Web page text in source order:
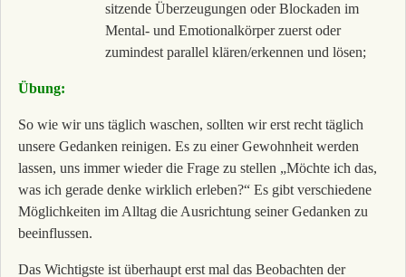
sitzende Überzeugungen oder Blockaden im
Mental- und Emotionalkörper zuerst oder
zumindest parallel klären/erkennen und lösen;
Übung:
So wie wir uns täglich waschen, sollten wir erst recht täglich
unsere Gedanken reinigen. Es zu einer Gewohnheit werden
lassen, uns immer wieder die Frage zu stellen „Möchte ich das,
was ich gerade denke wirklich erleben?“ Es gibt verschiedene
Möglichkeiten im Alltag die Ausrichtung seiner Gedanken zu
beeinflussen.
Das Wichtigste ist überhaupt erst mal das Beobachten der